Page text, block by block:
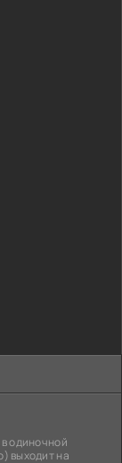
одиночной
выходит на